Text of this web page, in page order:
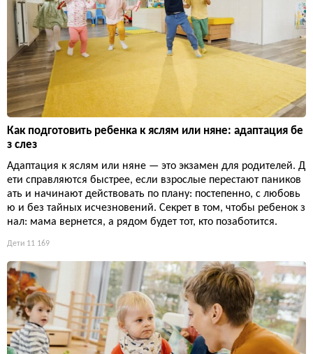
Как подготовить ребенка к яслям или няне: адаптация бе
з слез
Адаптация к яслям или няне — это экзамен для родителей. Д
ети справляются быстрее, если взрослые перестают паников
ать и начинают действовать по плану: постепенно, с любовь
ю и без тайных исчезновений. Секрет в том, чтобы ребенок з
нал: мама вернется, а рядом будет тот, кто позаботится.
Дети 11 169